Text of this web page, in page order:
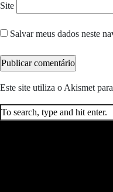
Site
Salvar meus dados neste
Este site utiliza o Akismet